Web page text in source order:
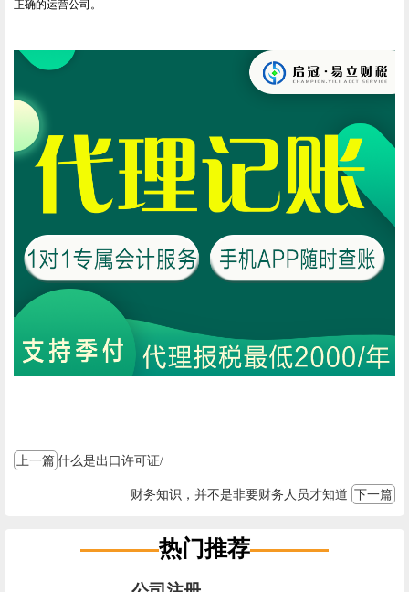
正确的运营公司。
上一篇什么是出口许可证/
财务知识，并不是非要财务人员才知道 下一篇
热门推荐